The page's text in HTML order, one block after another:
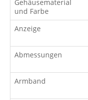
Gehäusematerial
und Farbe
Anzeige
Abmessungen
Armband